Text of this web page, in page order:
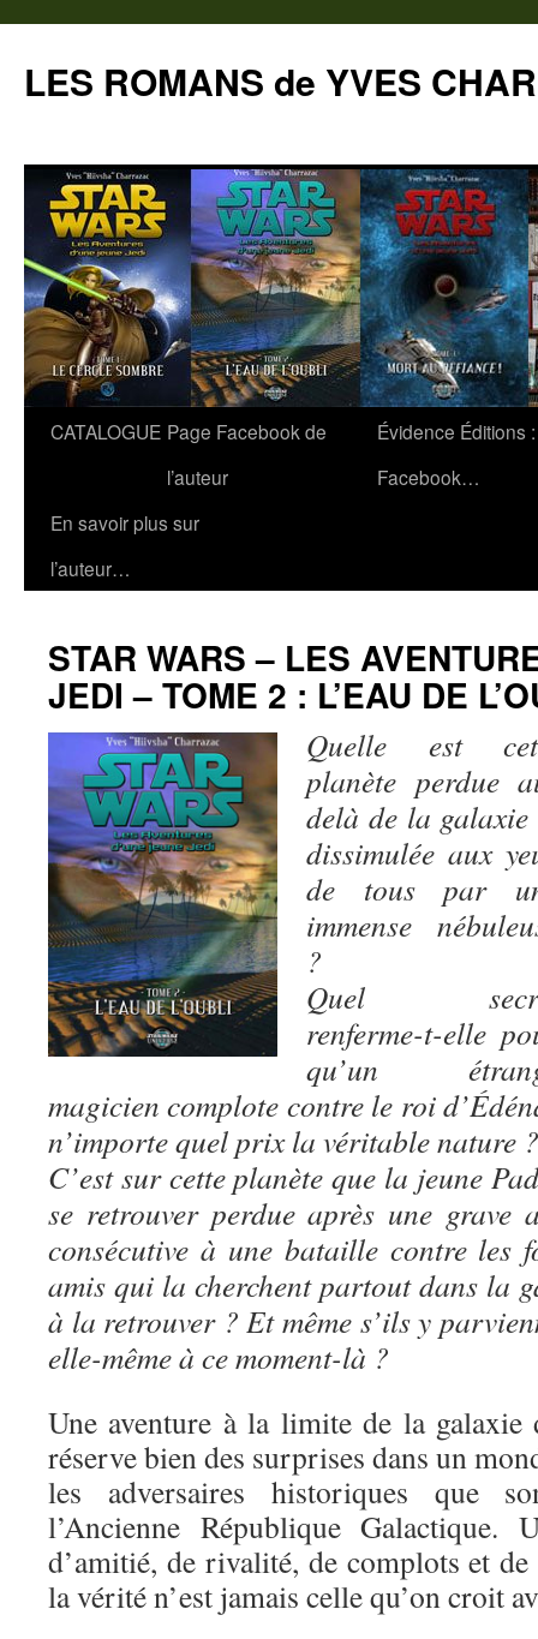
contenu
LES ROMANS de YVES
CATALOGUE Page Facebook de
l’auteur
Évidence Éditions
Facebook…
En savoir plus sur
l’auteur…
STAR WARS – LES
JEDI – TOME 2 : L’EAU DE
Quelle est
planète perdue
delà de la galaxie
dissimulée aux
de tous par
immense
?
Quel
renferme-t-elle
qu’un
magicien complote contre le roi
n’importe quel prix la véritable nature ?
C’est sur cette planète que la jeune
se retrouver perdue après une grave
consécutive à une bataille contre les
amis qui la cherchent partout dans la
à la retrouver ? Et même s’ils y
elle-même à ce moment-là ?
Une aventure à la limite de la galaxie
réserve bien des surprises dans un
les adversaires historiques que
l’Ancienne République
d’amitié, de rivalité, de complots et
la vérité n’est jamais celle qu’on croit